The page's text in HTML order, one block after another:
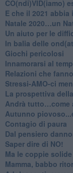
CO(ndi)VID(iamo)
​E che il 2021 abbia
​Natale 2020…un
Un aiuto per le
​In balia delle
Giochi pericolosi
Innamorarsi al
​Relazioni che
​Stressi-AMO-ci
​La prospettiva
​Andrà tutto…come
Autunno
​Contagio di paura
​Dal pensiero
​Saper dire di NO!
​Ma le coppie
​Mamma, babbo